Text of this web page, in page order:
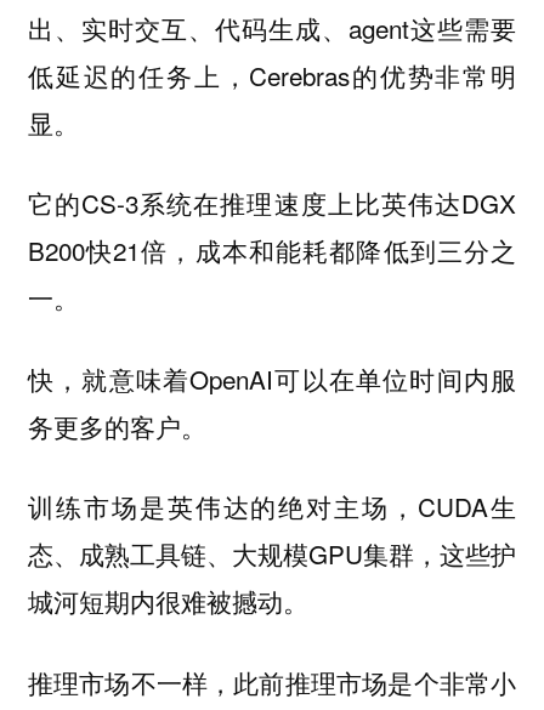
出、实时交互、代码生成、agent这些需要
低延迟的任务上，Cerebras的优势非常明
显。
它的CS-3系统在推理速度上比英伟达DGX
B200快21倍，成本和能耗都降低到三分之
一。
快，就意味着OpenAI可以在单位时间内服
务更多的客户。
训练市场是英伟达的绝对主场，CUDA生
态、成熟工具链、大规模GPU集群，这些护
城河短期内很难被撼动。
推理市场不一样，此前推理市场是个非常小